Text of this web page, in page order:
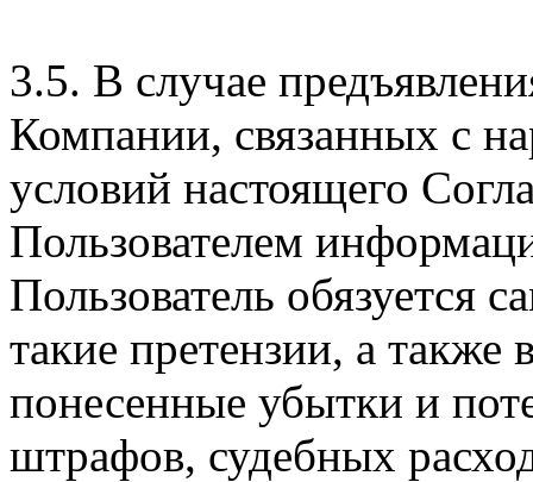
3.5. В случае
Компании, связанных с
условий настоящего
Пользователем
Пользователь обязуется
такие претензии, а также
понесенные убытки и
штрафов, судебных